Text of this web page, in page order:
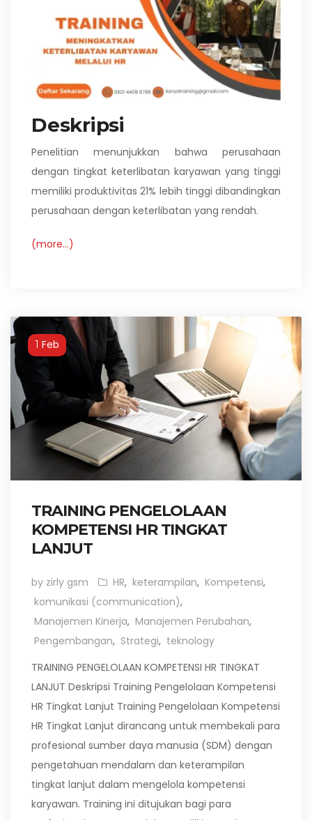
Deskripsi
Penelitian menunjukkan bahwa perusahaan
dengan tingkat keterlibatan karyawan yang tinggi
memiliki produktivitas 21% lebih tinggi dibandingkan
perusahaan dengan keterlibatan yang rendah.
(more…)
1 Feb
TRAINING PENGELOLAAN
KOMPETENSI HR TINGKAT
LANJUT
by zirly gsm HR, keterampilan, Kompetensi,
komunikasi (communication),
Manajemen Kinerja, Manajemen Perubahan,
Pengembangan, Strategi, teknology
TRAINING PENGELOLAAN KOMPETENSI HR TINGKAT
LANJUT Deskripsi Training Pengelolaan Kompetensi
HR Tingkat Lanjut Training Pengelolaan Kompetensi
HR Tingkat Lanjut dirancang untuk membekali para
profesional sumber daya manusia (SDM) dengan
pengetahuan mendalam dan keterampilan
tingkat lanjut dalam mengelola kompetensi
karyawan. Training ini ditujukan bagi para